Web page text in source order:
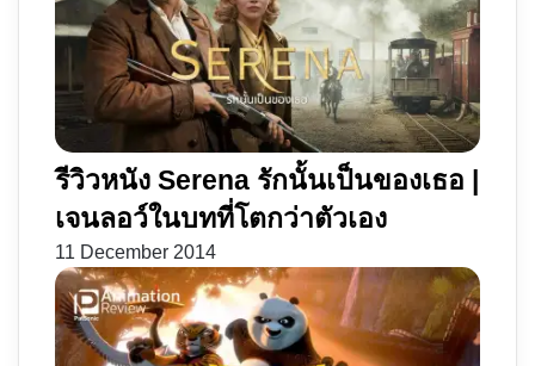
รีวิวหนัง Serena รักนั้นเป็นของเธอ |
เจนลอว์ในบทที่โตกว่าตัวเอง
11 December 2014